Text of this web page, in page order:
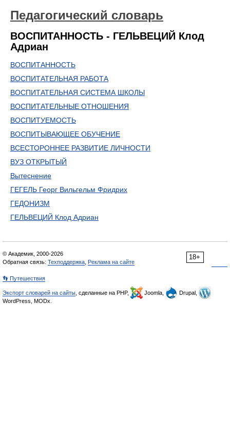
Педагогический словарь
ВОСПИТАННОСТЬ - ГЕЛЬВЕЦИЙ Клод
Адриан
ВОСПИТАННОСТЬ
ВОСПИТАТЕЛЬНАЯ РАБОТА
ВОСПИТАТЕЛЬНАЯ СИСТЕМА ШКОЛЫ
ВОСПИТАТЕЛЬНЫЕ ОТНОШЕНИЯ
ВОСПИТУЕМОСТЬ
ВОСПИТЫВАЮЩЕЕ ОБУЧЕНИЕ
ВСЕСТОРОННЕЕ РАЗВИТИЕ ЛИЧНОСТИ
ВУЗ ОТКРЫТЫЙ
Вытеснение
ГЕГЕЛЬ Георг Вильгельм Фридрих
ГЕДОНИЗМ
ГЕЛЬВЕЦИЙ Клод Адриан
18+
© Академик, 2000-2026
Обратная связь: Техподдержка Реклама на сайте
👣 Путешествия
Экспорт словарей на сайты , сделанные на PHP, Joomla,
Drupal,
WordPress, MODx.